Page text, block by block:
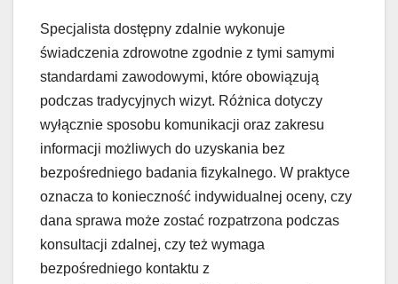
Specjalista dostępny zdalnie wykonuje
świadczenia zdrowotne zgodnie z tymi samymi
standardami zawodowymi, które obowiązują
podczas tradycyjnych wizyt. Różnica dotyczy
wyłącznie sposobu komunikacji oraz zakresu
informacji możliwych do uzyskania bez
bezpośredniego badania fizykalnego. W praktyce
oznacza to konieczność indywidualnej oceny, czy
dana sprawa może zostać rozpatrzona podczas
konsultacji zdalnej, czy też wymaga
bezpośredniego kontaktu z